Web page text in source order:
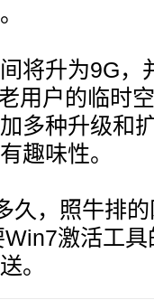
将升为9G，
用户的临时
多种升级和
趣味性。
久，照牛排
激活工
。